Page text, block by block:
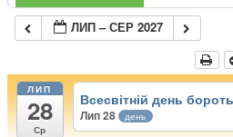
ЛИП – СЕР 2027
ЛИП
28
Ср
Всесвітній день
Лип 28 день